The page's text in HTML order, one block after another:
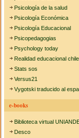
Psicología de la salud
Psicología Económica
Psicología Educacional
Psicopedagogias
Psychology today
Realidad educacional
Stats sos
Versus21
Vygotski traducido al
e-books
Biblioteca virtual
Desco